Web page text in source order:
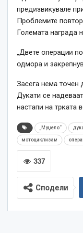
предизвикувале
Проблемите
Големата награда
„Двете операции
одмора и
Засега нема точен
Дукати се
настапи на трката
„Муџело“
мотоциклизам
337
Сподели